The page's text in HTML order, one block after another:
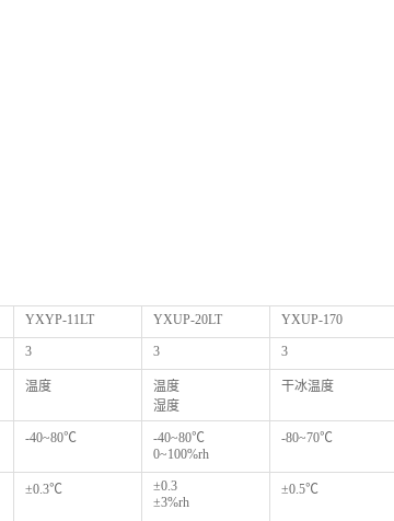
YXYP-11LT YXUP-20LT YXUP-170
3 3 3
温度
温度
湿度
干冰温度
-40~80℃
-40~80℃
0~100%rh
-80~70℃
±0.3℃
±0.3
±3%rh
±0.5℃